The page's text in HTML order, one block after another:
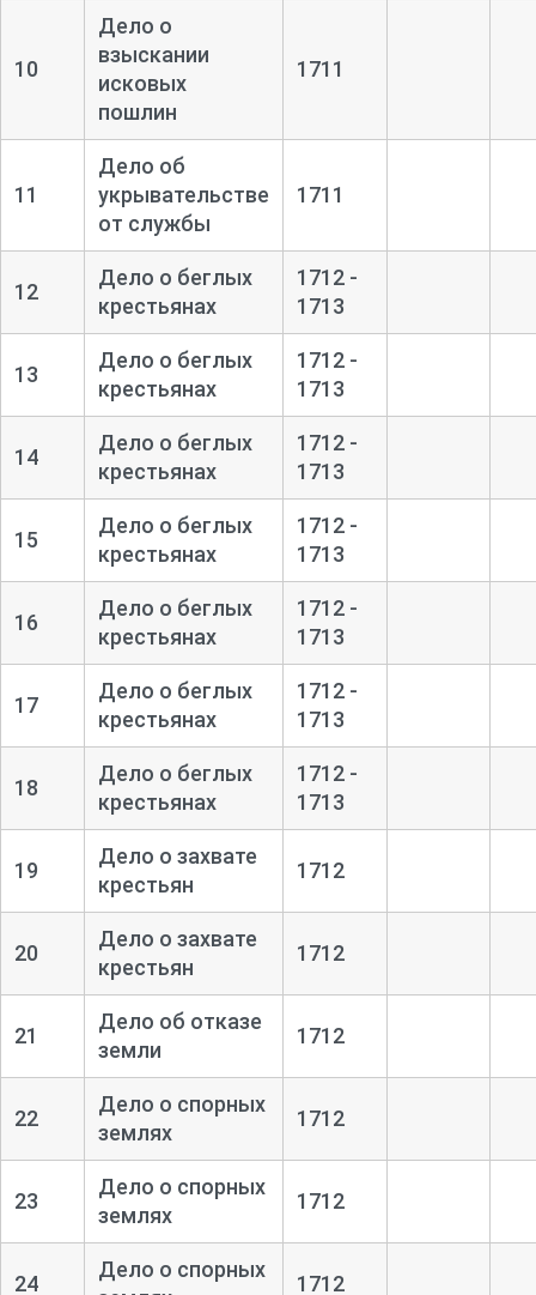
10
Дело о
взыскании
исковых
пошлин
1711
11
Дело об
укрывательстве
от службы
1711
12
Дело о беглых
крестьянах
1712 -
1713
13
Дело о беглых
крестьянах
1712 -
1713
14
Дело о беглых
крестьянах
1712 -
1713
15
Дело о беглых
крестьянах
1712 -
1713
16
Дело о беглых
крестьянах
1712 -
1713
17
Дело о беглых
крестьянах
1712 -
1713
18
Дело о беглых
крестьянах
1712 -
1713
19
Дело о захвате
крестьян
1712
20
Дело о захвате
крестьян
1712
21
Дело об отказе
земли
1712
22
Дело о спорных
землях
1712
23
Дело о спорных
землях
1712
24
Дело о спорных
1712